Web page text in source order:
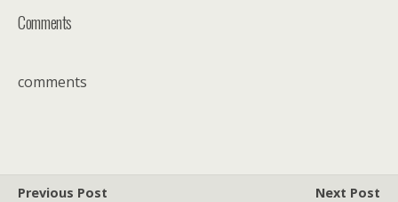
Comments
comments
Previous Post
Next Post